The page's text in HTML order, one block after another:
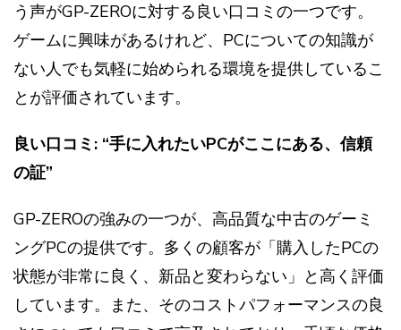
う声がGP-ZEROに対する良い口コミの一つです。
ゲームに興味があるけれど、PCについての知識が
ない人でも気軽に始められる環境を提供しているこ
とが評価されています。
良い口コミ: “手に入れたいPCがここにある、信頼
の証”
GP-ZEROの強みの一つが、高品質な中古のゲーミ
ングPCの提供です。多くの顧客が「購入したPCの
状態が非常に良く、新品と変わらない」と高く評価
しています。また、そのコストパフォーマンスの良